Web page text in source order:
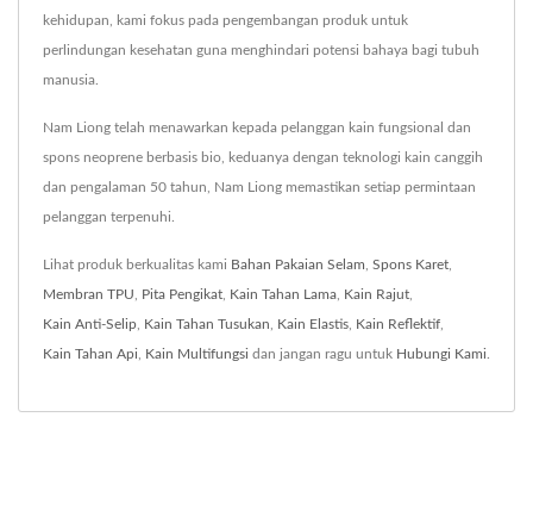
kehidupan, kami fokus pada pengembangan produk untuk
perlindungan kesehatan guna menghindari potensi bahaya bagi tubuh
manusia.
Nam Liong telah menawarkan kepada pelanggan kain fungsional dan
spons neoprene berbasis bio, keduanya dengan teknologi kain canggih
dan pengalaman 50 tahun, Nam Liong memastikan setiap permintaan
pelanggan terpenuhi.
Lihat produk berkualitas kami Bahan Pakaian Selam, Spons Karet,
Membran TPU, Pita Pengikat, Kain Tahan Lama, Kain Rajut,
Kain Anti-Selip, Kain Tahan Tusukan, Kain Elastis, Kain Reflektif,
Kain Tahan Api, Kain Multifungsi dan jangan ragu untuk Hubungi Kami.